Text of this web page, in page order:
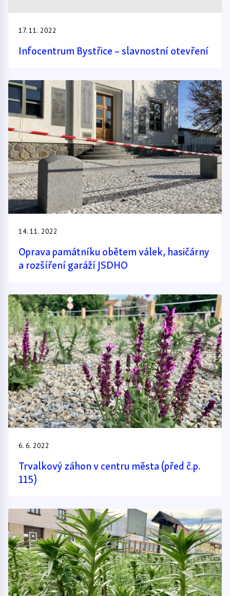
17. 11. 2022
Infocentrum Bystřice – slavnostní otevření
14. 11. 2022
Oprava památníku obětem válek, hasičárny
a rozšíření garáží JSDHO
6. 6. 2022
Trvalkový záhon v centru města (před č.p.
115)